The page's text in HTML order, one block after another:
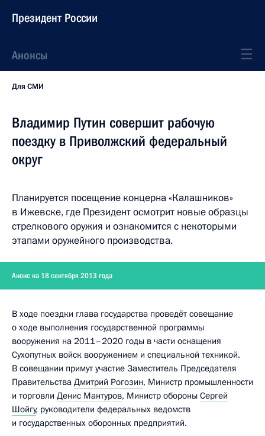
Президент России
Анонсы
Для СМИ
Владимир Путин совершит рабочую
поездку в Приволжский федеральный
округ
Планируется посещение концерна «Калашников»
в Ижевске, где Президент осмотрит новые образцы
стрелкового оружия и ознакомится с некоторыми
этапами оружейного производства.
Анонс на 18 сентября 2013 года
В ходе поездки глава государства проведёт совещание
о ходе выполнения государственной программы
вооружения на 2011–2020 годы в части оснащения
Сухопутных войск вооружением и специальной техникой.
В совещании примут участие Заместитель Председателя
Правительства Дмитрий Рогозин, Министр промышленности
и торговли Денис Мантуров, Министр обороны Сергей
Шойгу, руководители федеральных ведомств
и государственных оборонных предприятий.